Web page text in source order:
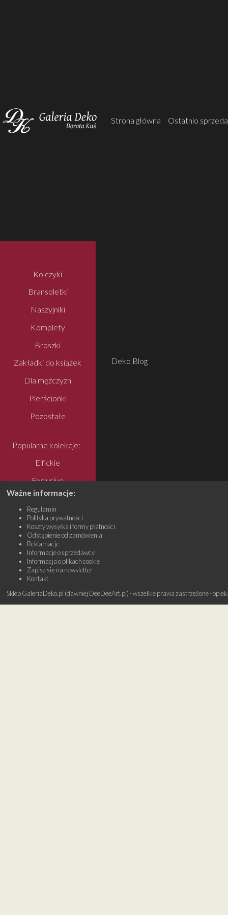
Strona główna Ostatnio
Deko Blog
Kolczyki
Bransoletki
Naszyjniki
Komplety
Broszki
Zakładki do książek
Dla mężczyzn
Pierścionki
Pozostałe
Popularne kolekcje:
Elfickie
Exclusive
Mini
Miedź
Mikrus
Minimalizm
Na surowo
Roślinne
Ważne informacje:
Regulamin
Polityka prywatności
Koszty wysyłka i formy płatności
Odstąpienie od zamówienia
Reklamacje
Informacje o sprzedawcy
Informacja o plikach cookie
Zapisz się na newsletter
Kontakt
Sklep GaleriaDeko.pl (dawniej DeeDeeArt.pl) - wszelkie prawa zastrzeżone -